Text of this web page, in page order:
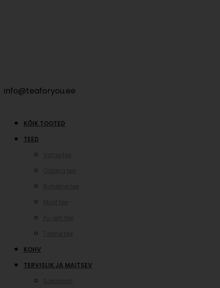
info@teaforyou.ee
KÕIK TOOTED
TEED
KOHV
TERVISLIK JA MAITSEV